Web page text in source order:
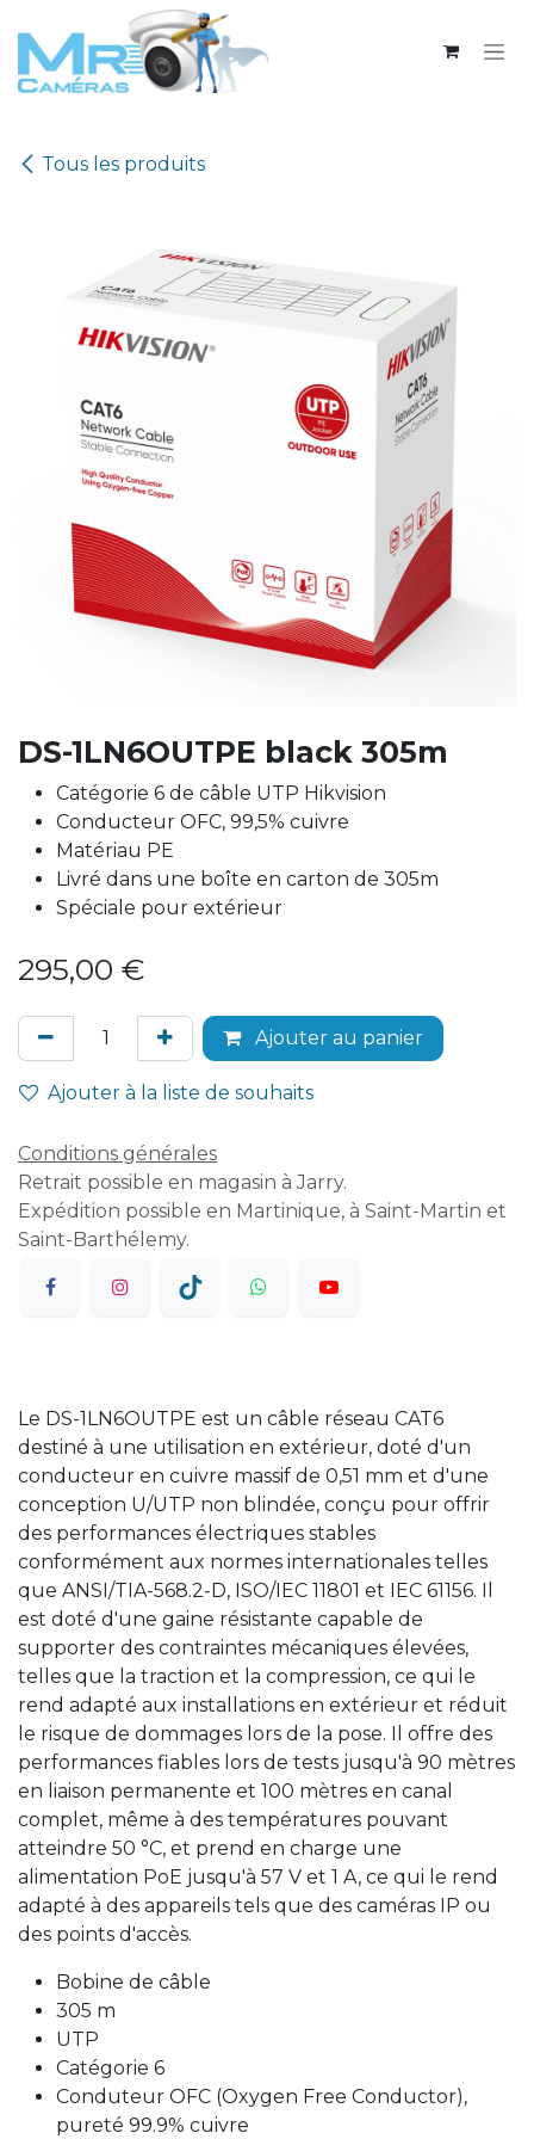
Se rendre au contenu
Tous les produits
DS-1LN6OUTPE black 305m
Catégorie 6 de câble UTP Hikvision
Conducteur OFC, 99,5% cuivre
Matériau PE
Livré dans une boîte en carton de 305m
Spéciale pour extérieur
295,00 €
Ajouter au panier
Ajouter à la liste de souhaits
Conditions générales
Retrait possible en magasin à Jarry.
Expédition possible en Martinique, à Saint-Martin et
Saint-Barthélemy.
Le DS-1LN6OUTPE est un câble réseau CAT6
destiné à une utilisation en extérieur, doté d'un
conducteur en cuivre massif de 0,51 mm et d'une
conception U/UTP non blindée, conçu pour offrir
des performances électriques stables
conformément aux normes internationales telles
que ANSI/TIA-568.2-D, ISO/IEC 11801 et IEC 61156. Il
est doté d'une gaine résistante capable de
supporter des contraintes mécaniques élevées,
telles que la traction et la compression, ce qui le
rend adapté aux installations en extérieur et réduit
le risque de dommages lors de la pose. Il offre des
performances fiables lors de tests jusqu'à 90 mètres
en liaison permanente et 100 mètres en canal
complet, même à des températures pouvant
atteindre 50 °C, et prend en charge une
alimentation PoE jusqu'à 57 V et 1 A, ce qui le rend
adapté à des appareils tels que des caméras IP ou
des points d'accès.
Bobine de câble
305 m
UTP
Catégorie 6
Conduteur OFC (Oxygen Free Conductor),
pureté 99.9% cuivre